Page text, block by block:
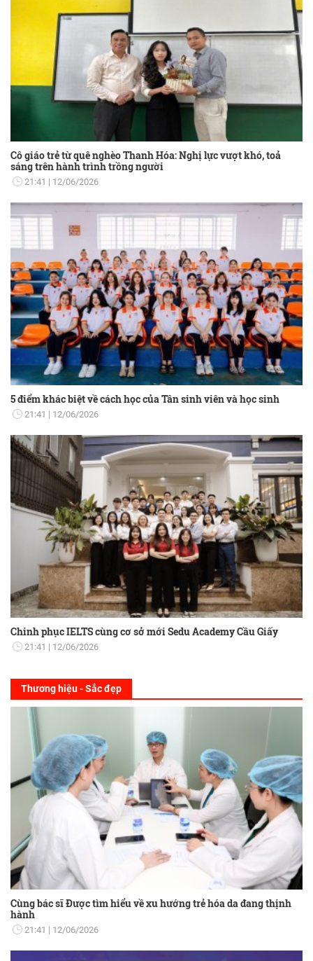
Cô giáo trẻ từ quê nghèo Thanh Hóa: Nghị lực vượt khó, toả
sáng trên hành trình trồng người
21:41 12/06/2026
5 điểm khác biệt về cách học của Tân sinh viên và học sinh
21:41 12/06/2026
Chinh phục IELTS cùng cơ sở mới Sedu Academy Cầu Giấy
21:41 12/06/2026
Thương hiệu - Sắc đẹp
Cùng bác sĩ Được tìm hiểu về xu hướng trẻ hóa da đang thịnh
hành
21:41 12/06/2026